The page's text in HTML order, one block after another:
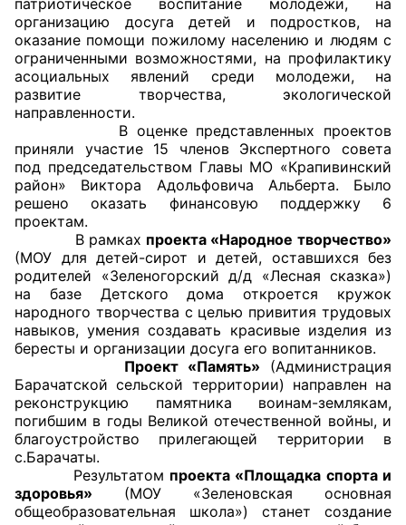
органах федеральных органов
исполнительной власти
Общественные советы по проведению
независимой оценки качества условий
оказания услуг
О Палате
Структура Палаты
Комиссии
Экспертный совет ОП КО
Совет ОП КО
Общественный штаб
Члены ОП КО
Документы ОП КО
Регламент ОП КО
организацию досуга детей и подростков, на
оказание помощи пожилому населению и людям с
ограниченными возможностями, на профилактику
асоциальных явлений среди молодежи, на
развитие творчества, экологической
направленности.
В оценке представленных проектов
приняли участие 15 членов Экспертного совета
под председательством Главы МО «Крапивинский
район» Виктора Адольфовича Альберта. Было
решено оказать финансовую поддержку 6
проектам.
В рамках проекта «Народное творчество»
(МОУ для детей-сирот и детей, оставшихся без
родителей «Зеленогорский д/д «Лесная сказка»)
на базе Детского дома откроется кружок
народного творчества с целью привития трудовых
навыков, умения создавать красивые изделия из
бересты и организации досуга его вопитанников.
Проект «Память» (Администрация
Барачатской сельской территории) направлен на
реконструкцию памятника воинам-землякам,
погибшим в годы Великой отечественной войны, и
благоустройство прилегающей территории в
с.Барачаты.
Результатом проекта «Площадка спорта и
здоровья» (МОУ «Зеленовская основная
общеобразовательная школа») станет создание